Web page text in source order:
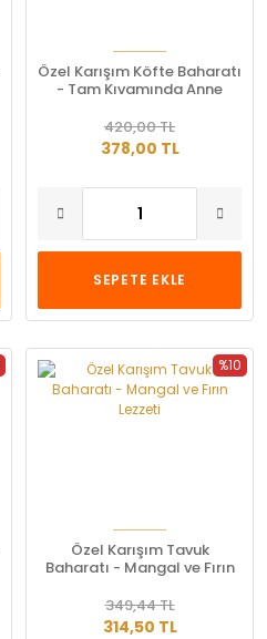
Özel Karışım Köfte Baharatı
- Tam Kıvamında Anne
378,00 TL
420,00 TL
SEPETE EKLE
%10
Özel Karışım Tavuk
Baharatı - Mangal ve Fırın
314,50 TL
349,44 TL